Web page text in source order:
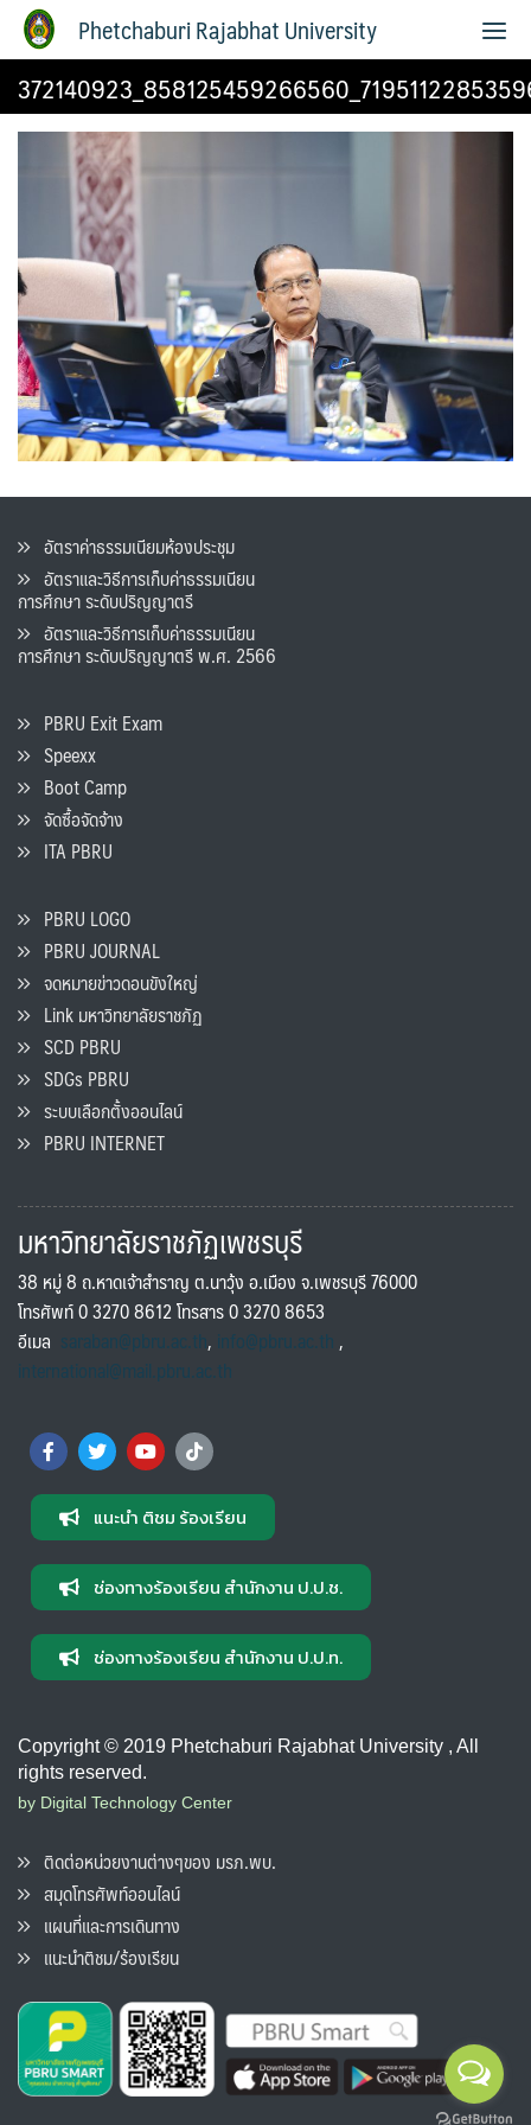
Phetchaburi Rajabhat University
อัตราค่าธรรมเนียมห้องประชุม
อัตราและวิธีการเก็บค่าธรรมเนียน
การศึกษา ระดับปริญญาตรี
อัตราและวิธีการเก็บค่าธรรมเนียน
การศึกษา ระดับปริญญาตรี พ.ศ. 2566
PBRU Exit Exam
Speexx
Boot Camp
จัดซื้อจัดจ้าง
ITA PBRU
PBRU LOGO
PBRU JOURNAL
จดหมายข่าวดอนขังใหญ่
Link มหาวิทยาลัยราชภัฏ
SCD PBRU
SDGs PBRU
ระบบเลือกตั้งออนไลน์
PBRU INTERNET
มหาวิทยาลัยราชภัฏเพชรบุรี
38 หมู่ 8 ถ.หาดเจ้าสำราญ ต.นาวุ้ง อ.เมือง จ.เพชรบุรี 76000
โทรศัพท์ 0 3270 8612 โทรสาร 0 3270 8653
อีเมล saraban@pbru.ac.th, info@pbru.ac.th,
international@mail.pbru.ac.th
แนะนำ ติชม ร้องเรียน
ช่องทางร้องเรียน สำนักงาน ป.ป.ช.
ช่องทางร้องเรียน สำนักงาน ป.ป.ท.
Copyright © 2019 Phetchaburi Rajabhat University , All
rights reserved.
by Digital Technology Center
ติดต่อหน่วยงานต่างๆของ มรภ.พบ.
สมุดโทรศัพท์ออนไลน์
แผนที่และการเดินทาง
แนะนำติชม/ร้องเรียน